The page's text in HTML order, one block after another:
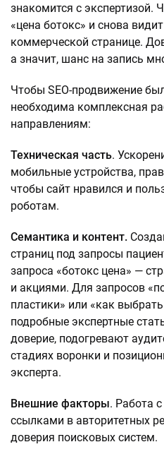
знакомится с экспертизой.
«цена ботокс» и снова
коммерческой странице.
а значит, шанс на запись
Чтобы SEO-продвижение
необходима комплексная
направлениям:
Техническая часть.
мобильные устройства,
чтобы сайт нравился и
роботам.
Семантика и контент.
страниц под запросы
запроса «ботокс цена» —
и акциями. Для запросов
пластики» или «как
подробные экспертные
доверие, подогревают
стадиях воронки и
эксперта.
Внешние факторы. Работа
ссылками в авторитетных
доверия поисковых систем.